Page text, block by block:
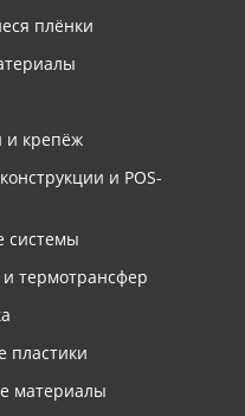
плёнки
и крепёж
и POS-
системы
термотрансфер
пластики
материалы